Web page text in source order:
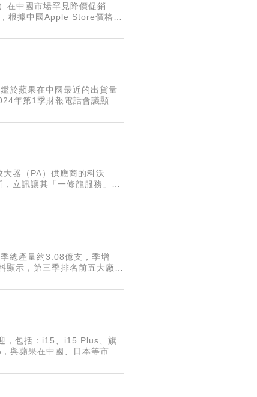
在中國市場罕見降價促銷
根據中國Apple Store價格顯
於蘋果在中國最近的出貨量
年第1季財報電話會議顯
器（PA）供應商的科沃
立訊讓其「一條龍服務」再
總產量約3.08億支，季增
示，第三季排名前五大廠商
，包括：i15、i15 Plus、旗
與蘋果在中國、日本等市場